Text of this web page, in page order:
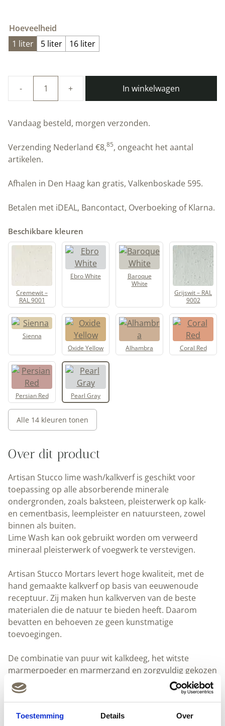
Toestemming Details Over
Hoeveelheid
1 liter
5 liter 16 liter
Pearl
Gray
|
Stucco
aantal
In winkelwagen
Vandaag besteld, morgen verzonden.
Verzending Nederland €8,85, ongeacht het aantal
artikelen.
Afhalen in Den Haag kan gratis, Valkenboskade 595.
Betalen met iDEAL, Bancontact, Overboeking of Klarna.
Beschikbare kleuren
Cremewit –
RAL 9001
Ebro White
Baroque
White
Grijswit – RAL
9002
Sienna
Oxide Yellow
Alhambra Coral Red
Persian Red Pearl Gray
Alle 14 kleuren tonen
Over dit product
Artisan Stucco lime wash/kalkverf is geschikt voor
toepassing op alle absorberende minerale
ondergronden, zoals baksteen, pleisterwerk op kalk-
en cementbasis, leempleister en natuursteen, zowel
binnen als buiten.
Lime Wash kan ook gebruikt worden om verweerd
mineraal pleisterwerk of voegwerk te verstevigen.
Artisan Stucco Mortars levert hoge kwaliteit, met de
hand gemaakte kalkverf op basis van eeuwenoude
receptuur. Zij maken hun kalkverven van de beste
materialen die de natuur te bieden heeft. Daarom
bevatten en behoeven ze geen kunstmatige
toevoegingen.
De combinatie van puur wit kalkdeeg, het witste
marmerpoeder en marmerzand en zorgvuldig gekozen
minerale pigmenten bieden een breed scala van
bijzonder duurzame afwerkingen met unieke diepte en
briljante kleuren die nooit zullen vervagen.